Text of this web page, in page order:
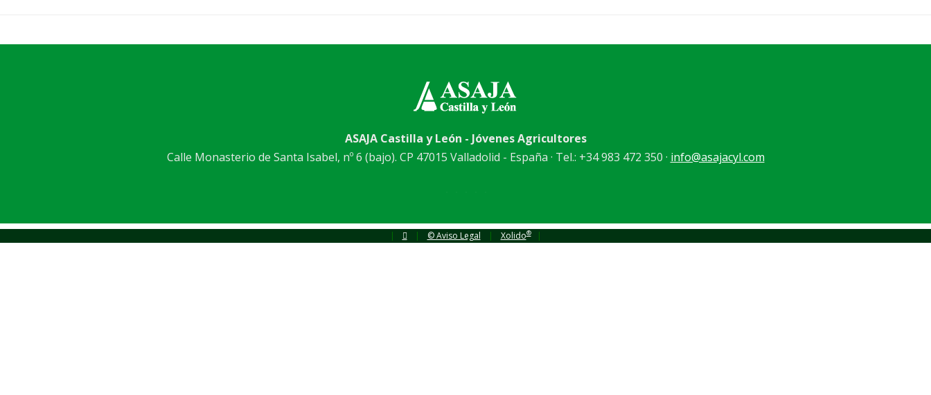
ASAJA Castilla y León - Jóvenes Agricultores
Calle Monasterio de Santa Isabel, nº 6 (bajo). CP 47015 Valladolid - España · Tel.: +34 983 472 350 · info@asajacyl.com
| | © Aviso Legal | Xolido® |